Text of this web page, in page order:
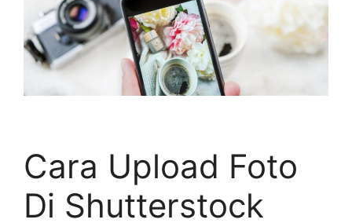
Cara Upload Foto
Di Shutterstock